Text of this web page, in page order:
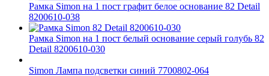
Рамка Simon на 1 пост графит белое основание 82 Detail
8200610-038
Рамка Simon на 1 пост белый основание серый голубь 82
Detail 8200610-030
Simon Лампа подсветки синий 7700802-064